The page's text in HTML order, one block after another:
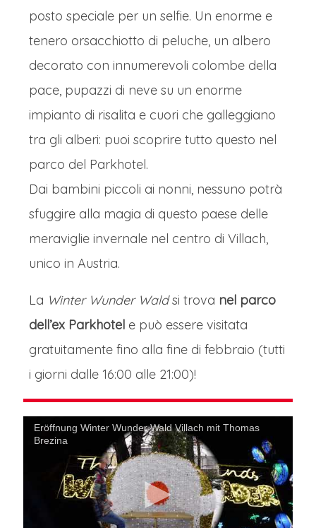
posto speciale per un selfie. Un enorme e
tenero orsacchiotto di peluche, un albero
decorato con innumerevoli colombe della
pace, pupazzi di neve su un enorme
impianto di risalita e cuori che galleggiano
tra gli alberi: puoi scoprire tutto questo nel
parco del Parkhotel.
Dai bambini piccoli ai nonni, nessuno potrà
sfuggire alla magia di questo paese delle
meraviglie invernale nel centro di Villach,
unico in Austria.
La Winter Wunder Waldsi trova nel parco
dell’ex Parkhotel e può essere visitata
gratuitamente fino alla fine di febbraio (tutti
i giorni dalle 16:00 alle 21:00)!
Eröffnung Winter Wunder Wald Villach mit Thomas
Brezina